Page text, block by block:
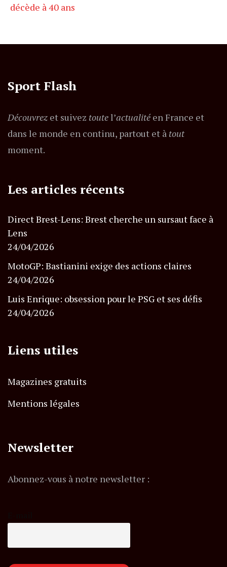
décède à 40 ans
Sport Flash
Découvrez et suivez toutel’actualitéen France et
dans le monde en continu, partout et à tout
moment.
Les articles récents
Direct Brest-Lens: Brest cherche un sursaut face à
Lens
24/04/2026
MotoGP: Bastianini exige des actions claires
24/04/2026
Luis Enrique: obsession pour le PSG et ses défis
24/04/2026
Liens utiles
Magazines gratuits
Mentions légales
Newsletter
Abonnez-vous à notre newsletter :